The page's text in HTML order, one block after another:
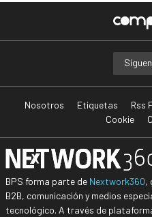
Nosotros Etiquetas Rss
Cookie
BPS forma parte de Nextwork360,
B2B, comunicación y medios
tecnológico. A través de